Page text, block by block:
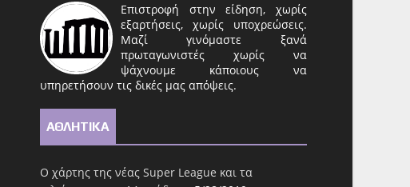
Επιστροφή στην είδηση, χωρίς
εξαρτήσεις, χωρίς υποχρεώσεις.
Μαζί γινόμαστε ξανά
πρωταγωνιστές χωρίς να
ψάχνουμε κάποιους να
υπηρετήσουν τις δικές μας απόψεις.
ΑΘΛΗΤΙΚΑ
Ο χάρτης της νέας Super League και τα